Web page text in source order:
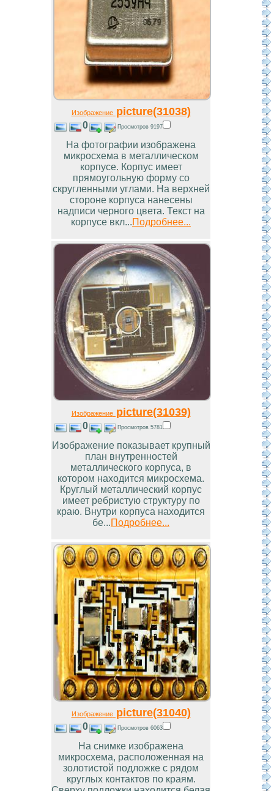
Изображениеpicture(31038)
0 Просмотров 9197
На фотографии изображена
микросхема в металлическом
корпусе. Корпус имеет
прямоугольную форму со
скругленными углами. На верхней
стороне корпуса нанесены
надписи черного цвета. Текст на
корпусе вкл...Подробнее...
Изображениеpicture(31039)
0 Просмотров 5781
Изображение показывает крупный
план внутренностей
металлического корпуса, в
котором находится микросхема.
Круглый металлический корпус
имеет ребристую структуру по
краю. Внутри корпуса находится
бе...Подробнее...
Изображениеpicture(31040)
0 Просмотров 6063
На снимке изображена
микросхема, расположенная на
золотистой подложке с рядом
круглых контактов по краям.